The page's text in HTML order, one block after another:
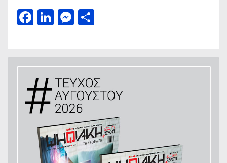
Facebook
LinkedIn
Messenger